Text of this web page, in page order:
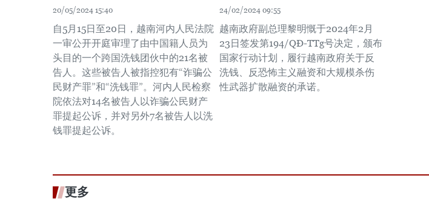
20/05/2024 15:40
自5月15日至20日，越南河内人民法院
一审公开开庭审理了由中国籍人员为
头目的一个跨国洗钱团伙中的21名被
告人。这些被告人被指控犯有“诈骗公
民财产罪”和“洗钱罪”。河内人民检察
院依法对14名被告人以诈骗公民财产
罪提起公诉，并对另外7名被告人以洗
钱罪提起公诉。
24/02/2024 09:55
越南政府副总理黎明慨于2024年2月
23日签发第194/QĐ-TTg号决定，颁布
国家行动计划，履行越南政府关于反
洗钱、反恐怖主义融资和大规模杀伤
性武器扩散融资的承诺。
更多